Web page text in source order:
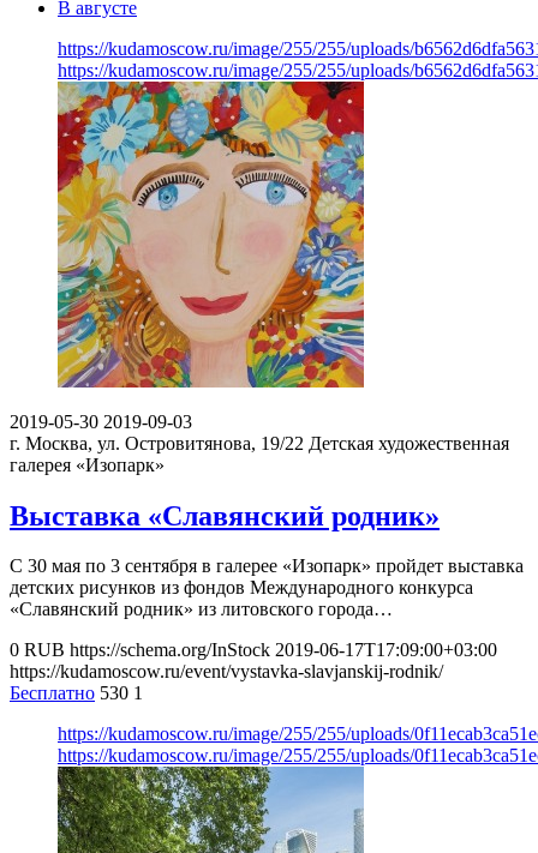
В августе
https://kudamoscow.ru/image/255/255/uploads/
https://kudamoscow.ru/image/255/255/uploads/
2019-05-30 2019-09-03
г. Москва, ул. Островитянова, 19/22 Детская художественная
галерея «Изопарк»
Выставка «Славянский родник»
С 30 мая по 3 сентября в галерее «Изопарк» пройдет выставка
детских рисунков из фондов Международного конкурса
«Славянский родник» из литовского города…
0 RUB https://schema.org/InStock 2019-06-17T17:09:00+03:00
https://kudamoscow.ru/event/vystavka-slavjanskij-rodnik/
Бесплатно 530 1
https://kudamoscow.ru/image/255/255/uploads/
https://kudamoscow.ru/image/255/255/uploads/